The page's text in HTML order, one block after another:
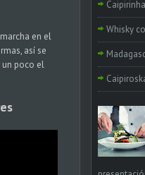
en el
así se
un poco el
Whisky